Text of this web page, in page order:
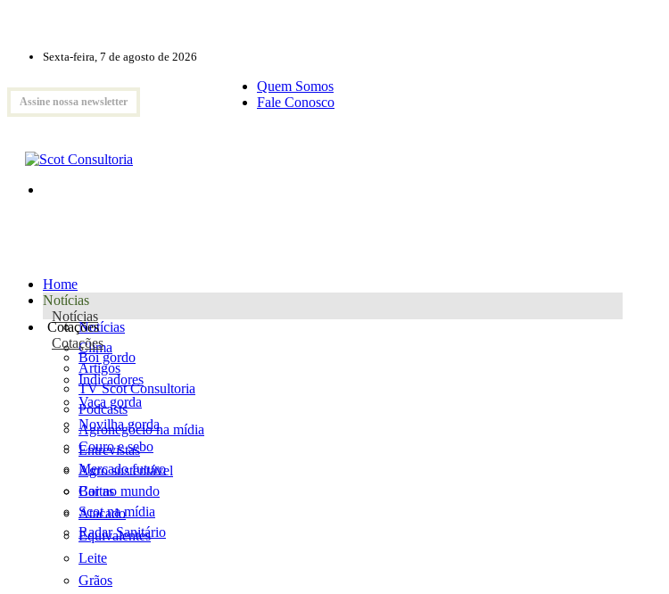
Sexta-feira, 7 de agosto de 2026
Assine nossa newsletter
Quem Somos
Fale Conosco
Home
Notícias
Notícias
Notícias
Clima
Artigos
TV Scot Consultoria
Podcasts
Agronegócio na mídia
Entrevistas
Agro sustentável
Cartas
Scot na mídia
Radar Sanitário
Cotações
Cotações
Boi gordo
Indicadores
Vaca gorda
Novilha gorda
Couro e sebo
Mercado futuro
Boi no mundo
Atacado
Equivalentes
Leite
Grãos